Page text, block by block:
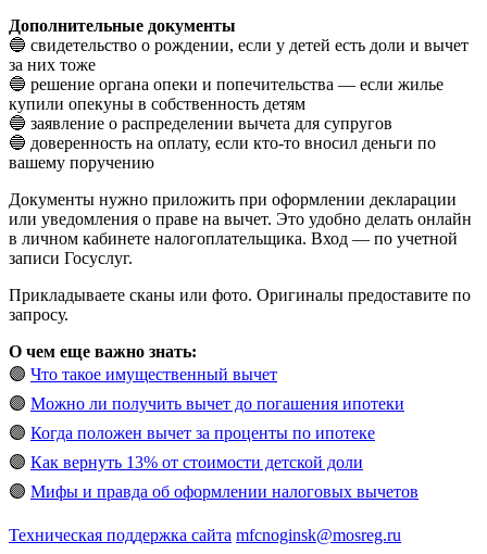
Дополнительные документы
🔵 свидетельство о рождении, если у детей есть доли и вычет
за них тоже
🔵 решение органа опеки и попечительства — если жилье
купили опекуны в собственность детям
🔵 заявление о распределении вычета для супругов
🔵 доверенность на оплату, если кто-то вносил деньги по
вашему поручению
Документы нужно приложить при оформлении декларации
или уведомления о праве на вычет. Это удобно делать онлайн
в личном кабинете налогоплательщика. Вход — по учетной
записи Госуслуг.
Прикладываете сканы или фото. Оригиналы предоставите по
запросу.
О чем еще важно знать:
🟣 Что такое имущественный вычет
🟣 Можно ли получить вычет до погашения ипотеки
🟣 Когда положен вычет за проценты по ипотеке
🟣 Как вернуть 13% от стоимости детской доли
🟣 Мифы и правда об оформлении налоговых вычетов
Техническая поддержка сайта mfcnoginsk@mosreg.ru